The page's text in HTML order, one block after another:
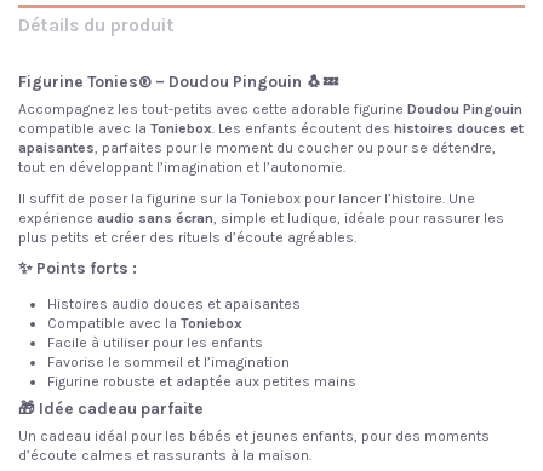
Détails du produit
Figurine Tonies® – Doudou Pingouin 🐧💤
Accompagnez les tout-petits avec cette adorable figurine Doudou Pingouin
compatible avec la Toniebox. Les enfants écoutent des histoires douces et
apaisantes, parfaites pour le moment du coucher ou pour se détendre,
tout en développant l’imagination et l’autonomie.
Il suffit de poser la figurine sur la Toniebox pour lancer l’histoire. Une
expérience audio sans écran, simple et ludique, idéale pour rassurer les
plus petits et créer des rituels d’écoute agréables.
✨ Points forts :
Histoires audio douces et apaisantes
Compatible avec la Toniebox
Facile à utiliser pour les enfants
Favorise le sommeil et l’imagination
Figurine robuste et adaptée aux petites mains
🎁 Idée cadeau parfaite
Un cadeau idéal pour les bébés et jeunes enfants, pour des moments
d’écoute calmes et rassurants à la maison.